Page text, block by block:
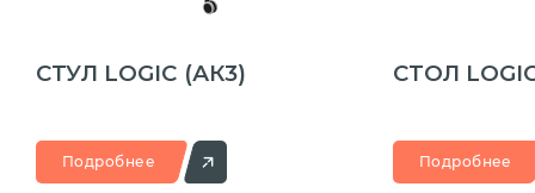
СТУЛ LOGIC (АК3)
Подробнее
СТОЛ
Подробнее